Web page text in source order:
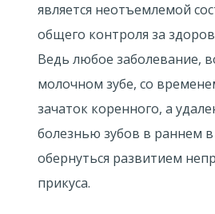
является неотъемлемой
общего контроля за
Ведь любое заболевание,
молочном зубе, со
зачаток коренного, а
болезнью зубов в раннем
обернуться развитием
прикуса.